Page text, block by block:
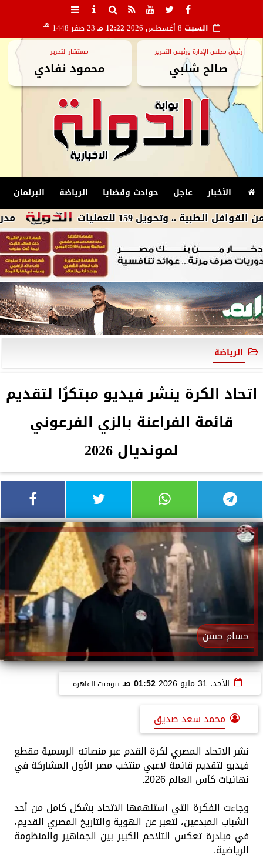
السبت 12:22 مـ 23 صفر 1448 هـ
رئيس مجلس الإدارة ورئيس التحرير
صالح شلبي
مستشار التحرير
محمود نفادي
الأخبار عاجل حوادث وقضايا الرياضة البرلمان
مدرب
الرياضة
اتحاد الكرة ينشر فيديو مبتكرًا لتقديم
قائمة الفراعنة بالزي الفرعوني
لمونديال 2026
حسام حسن
الأحد، 31 مايو 2026 01:52 صـ بتوقيت القاهرة
محمد سعد صديق
نشر الاتحاد المصري لكرة القدم عبر منصاته الرسمية مقطع
فيديو لتقديم قائمة لاعبي منتخب مصر الأول المشاركة في
نهائيات كأس العالم 2026.
وجاءت الفكرة التي استلهمها الاتحاد بشكل كامل من أحد
الشباب المبدعين، لتعبر عن الهوية والتاريخ المصري القديم،
في مبادرة تعكس التلاحم الكبير بين الجماهير والمنظومة
الرياضية.